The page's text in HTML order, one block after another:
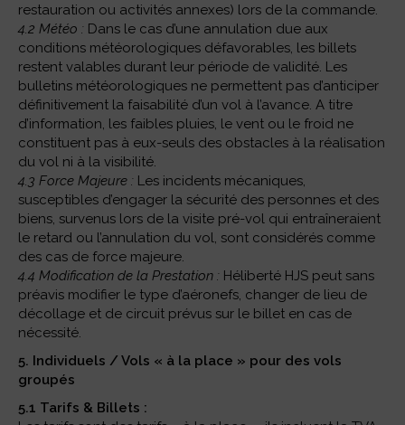
restauration ou activités annexes) lors de la commande.
4.2 Météo : Dans le cas d’une annulation due aux
conditions météorologiques défavorables, les billets
restent valables durant leur période de validité. Les
bulletins météorologiques ne permettent pas d’anticiper
définitivement la faisabilité d’un vol à l’avance. A titre
d’information, les faibles pluies, le vent ou le froid ne
constituent pas à eux-seuls des obstacles à la réalisation
du vol ni à la visibilité.
4.3 Force Majeure : Les incidents mécaniques,
susceptibles d’engager la sécurité des personnes et des
biens, survenus lors de la visite pré-vol qui entraîneraient
le retard ou l’annulation du vol, sont considérés comme
des cas de force majeure.
4.4 Modification de la Prestation : Héliberté HJS peut sans
préavis modifier le type d’aéronefs, changer de lieu de
décollage et de circuit prévus sur le billet en cas de
nécessité.
5. Individuels / Vols « à la place » pour des vols
groupés
5.1 Tarifs & Billets :